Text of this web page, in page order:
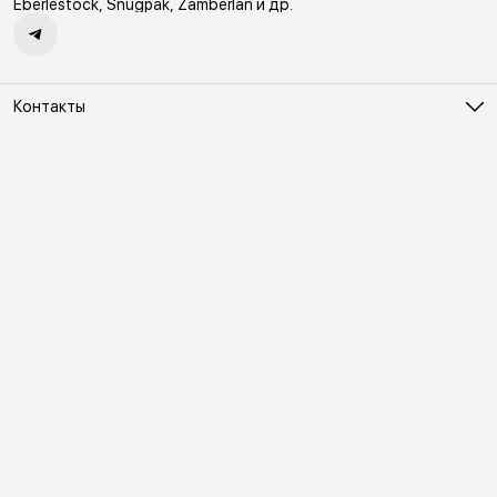
Eberlestock, Snugpak, Zamberlan и др.
Контакты